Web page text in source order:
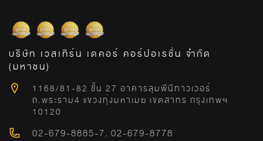
บริษัท เวสเทิร์น เดคอร์ คอร์ปอเรชั่น จำกัด
(มหาชน)
1168/81-82 ชั้น 27 อาคารลุมพีนีทาวเวอร์
ถ.พระราม4 แขวงทุ่งมหาเมฆ เขตสาทร กรุงเทพฯ
10120
02-679-8885-7, 02-679-8778